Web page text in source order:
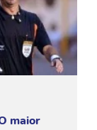
maior